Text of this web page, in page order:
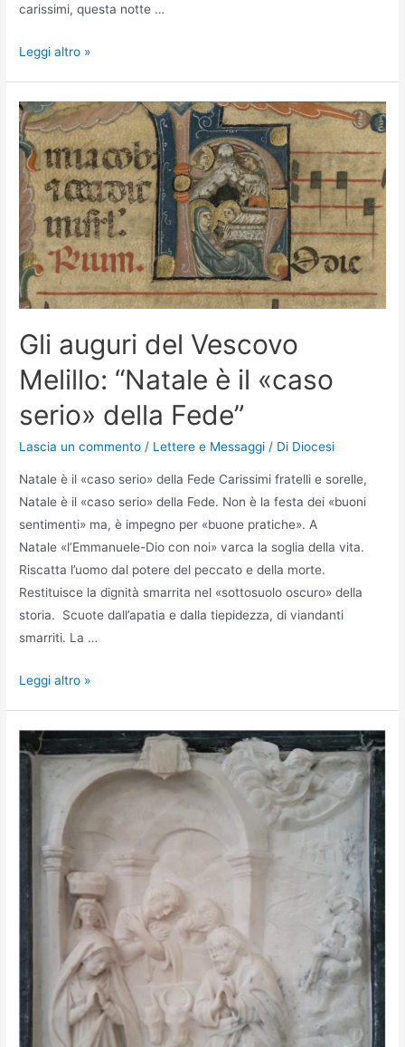
carissimi, questa notte …
Leggi altro »
Gli auguri del Vescovo
Melillo: “Natale è il «caso
serio» della Fede”
Lascia un commento / Lettere e Messaggi / Di Diocesi
Natale è il «caso serio» della Fede Carissimi fratelli e sorelle,
Natale è il «caso serio» della Fede. Non è la festa dei «buoni
sentimenti» ma, è impegno per «buone pratiche». A
Natale «l’Emmanuele-Dio con noi» varca la soglia della vita.
Riscatta l’uomo dal potere del peccato e della morte.
Restituisce la dignità smarrita nel «sottosuolo oscuro» della
storia. Scuote dall’apatia e dalla tiepidezza, di viandanti
smarriti. La …
Leggi altro »